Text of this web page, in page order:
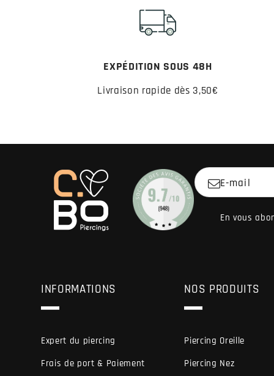
EXPÉDITION SOUS 48H
Livraison rapide dès 3,50€
E-mail
En vous
INFORMATIONS
Expert du piercing
Frais de port & Paiement
NOS PRODUITS
Piercing Oreille
Piercing Nez